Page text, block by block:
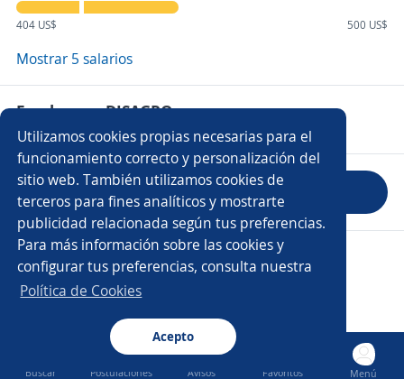
Utilizamos cookies propias necesarias para el
funcionamiento correcto y personalización del
sitio web. También utilizamos cookies de
terceros para fines analíticos y mostrarte
publicidad relacionada según tus preferencias.
Para más información sobre las cookies y
configurar tus preferencias, consulta nuestra
Política de Cookies
Acepto
Buscar Postulaciones Avisos Favoritos Menú
404 US$ 500 US$
Mostrar 5 salarios
Empleos en DISAGRO
Evaluar empresa
Copyright 2014 - 2026 DGNET LTD.
/